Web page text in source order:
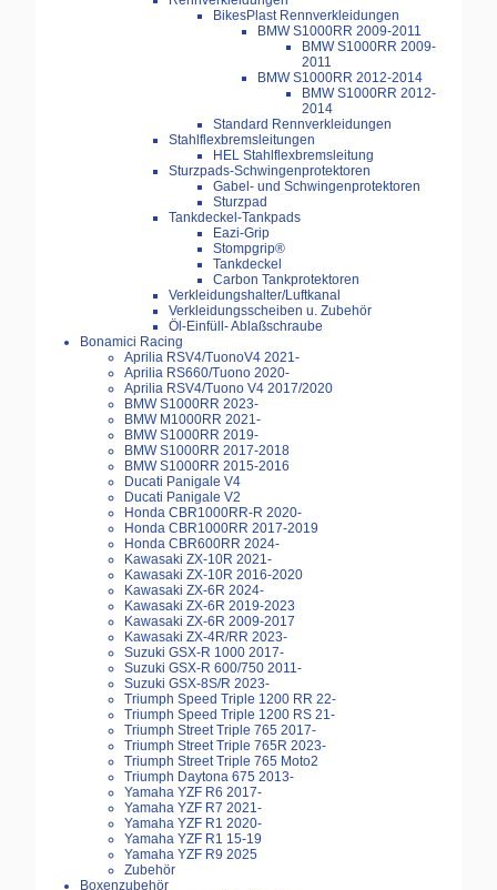
BikesPlast Rennverkleidungen
BMW S1000RR 2009-2011
BMW S1000RR 2009-
2011
BMW S1000RR 2012-2014
BMW S1000RR 2012-
2014
Standard Rennverkleidungen
Stahlflexbremsleitungen
HEL Stahlflexbremsleitung
Sturzpads-Schwingenprotektoren
Gabel- und Schwingenprotektoren
Sturzpad
Tankdeckel-Tankpads
Eazi-Grip
Stompgrip®
Tankdeckel
Carbon Tankprotektoren
Verkleidungshalter/Luftkanal
Verkleidungsscheiben u. Zubehör
Öl-Einfüll- Ablaßschraube
Bonamici Racing
Aprilia RSV4/TuonoV4 2021-
Aprilia RS660/Tuono 2020-
Aprilia RSV4/Tuono V4 2017/2020
BMW S1000RR 2023-
BMW M1000RR 2021-
BMW S1000RR 2019-
BMW S1000RR 2017-2018
BMW S1000RR 2015-2016
Ducati Panigale V4
Ducati Panigale V2
Honda CBR1000RR-R 2020-
Honda CBR1000RR 2017-2019
Honda CBR600RR 2024-
Kawasaki ZX-10R 2021-
Kawasaki ZX-10R 2016-2020
Kawasaki ZX-6R 2024-
Kawasaki ZX-6R 2019-2023
Kawasaki ZX-6R 2009-2017
Kawasaki ZX-4R/RR 2023-
Suzuki GSX-R 1000 2017-
Suzuki GSX-R 600/750 2011-
Suzuki GSX-8S/R 2023-
Triumph Speed Triple 1200 RR 22-
Triumph Speed Triple 1200 RS 21-
Triumph Street Triple 765 2017-
Triumph Street Triple 765R 2023-
Triumph Street Triple 765 Moto2
Triumph Daytona 675 2013-
Yamaha YZF R6 2017-
Yamaha YZF R7 2021-
Yamaha YZF R1 2020-
Yamaha YZF R1 15-19
Yamaha YZF R9 2025
Zubehör
Boxenzubehör